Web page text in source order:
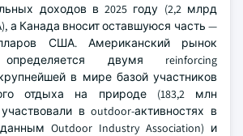
доходов в 2025 году (2,2 млрд
а Канада вносит оставшуюся часть —
США. Американский рынок
определяется двумя reinforcing
в мире базой участников
отдыха на природе (183,2 млн
в outdoor-активностях в
Outdoor Industry Association) и